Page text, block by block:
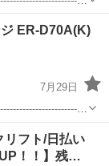
ER-D70A(K)
7月29日
東芝 オーブン...
D70
リフト/日払い
！！】残…